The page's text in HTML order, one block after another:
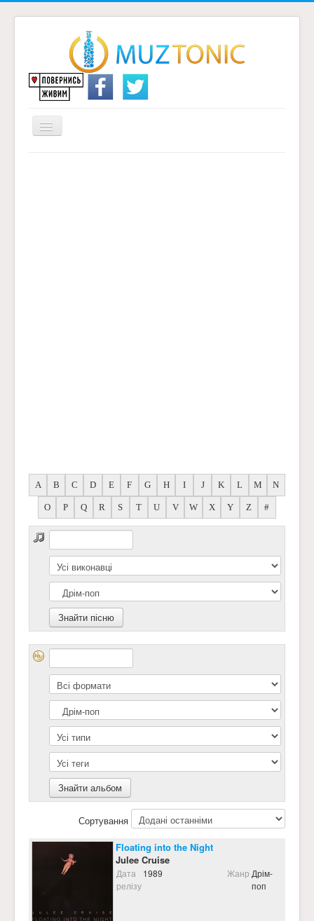
Перемикач
навігації
A B C D E F G H I J K L M N
O P Q R S T U V W X Y Z #
Сортування
Floating into the Night
Julee Cruise
Дата
релізу
1989 Жанр Дрім-
поп